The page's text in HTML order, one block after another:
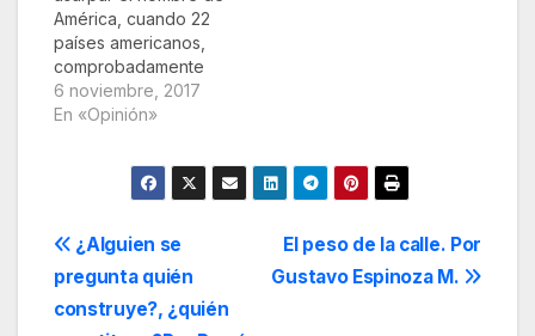
América, cuando 22
países americanos,
comprobadamente
amigos como lo son
los países miembros
mayoría de los del
convenio Petrocaribe
razones obvias, y me
pregunto también
ingenuamente ¿para
qué se estará uniendo
esta caterva de
6 noviembre, 2017
En «Opinión»
Navegación
de
El peso de la calle. Por
Gustavo Espinoza M.
¿Alguien se
pregunta quién
construye?, ¿quién